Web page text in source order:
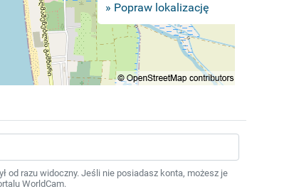
» Popraw lokalizację
od razu widoczny. Jeśli nie posiadasz konta, możesz je
WorldCam.